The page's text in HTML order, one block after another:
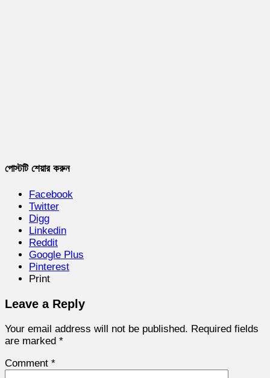
পোস্টটি শেয়ার করুন
Facebook
Twitter
Digg
Linkedin
Reddit
Google Plus
Pinterest
Print
Leave a Reply
Your email address will not be published. Required fields
are marked *
Comment *